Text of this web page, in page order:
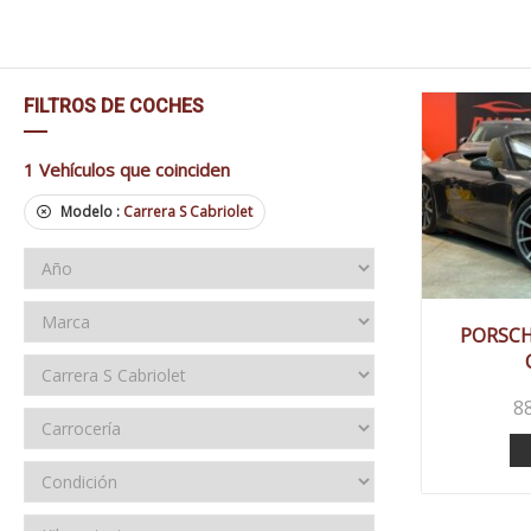
FILTROS DE COCHES
1 Vehículos que coinciden
Modelo : Carrera S Cabriolet